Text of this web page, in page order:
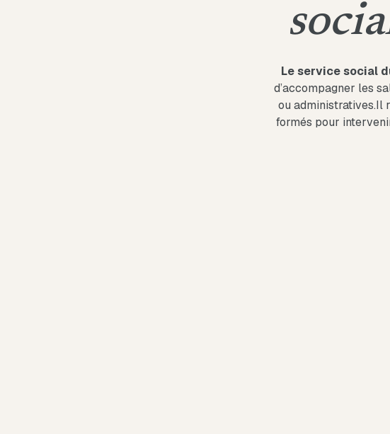
Le service social
d’accompagner les
ou administratives.Il
formés pour